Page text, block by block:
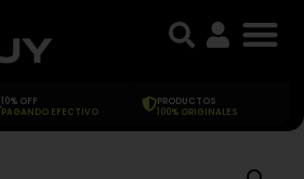
10% OFF
PAGANDO EFECTIVO
PRODUCTOS
100% ORIGINALES